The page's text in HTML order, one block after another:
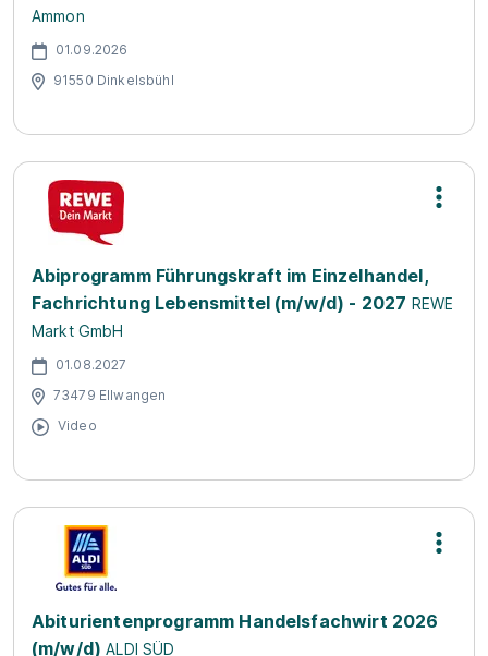
Ammon
01.09.2026
91550 Dinkelsbühl
Abiprogramm Führungskraft im Einzelhandel,
Fachrichtung Lebensmittel (m/w/d) - 2027 REWE
Markt GmbH
01.08.2027
73479 Ellwangen
Video
Abiturientenprogramm Handelsfachwirt 2026
(m/w/d) ALDI SÜD